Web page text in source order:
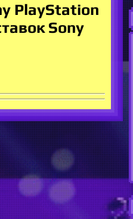
PlayStation
Sony